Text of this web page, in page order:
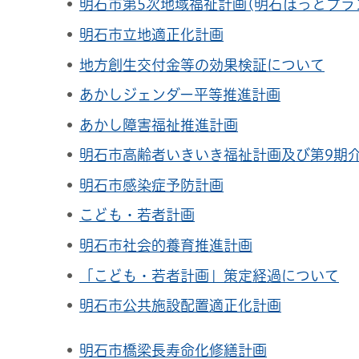
明石市第5次地域福祉計画(明石ほっとプラ
明石市立地適正化計画
地方創生交付金等の効果検証について
あかしジェンダー平等推進計画
あかし障害福祉推進計画
明石市高齢者いきいき福祉計画及び第9期
明石市感染症予防計画
こども・若者計画
明石市社会的養育推進計画
「こども・若者計画」策定経過について
明石市公共施設配置適正化計画
明石市橋梁長寿命化修繕計画